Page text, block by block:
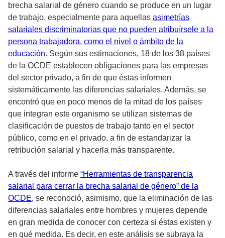
brecha salarial de género cuando se produce en un lugar
de trabajo, especialmente para aquellas asimetrías
salariales discriminatorias que no pueden atribuírsele a la
persona trabajadora, como el nivel o ámbito de la
educación. Según sus estimaciones, 18 de los 38 países
de la OCDE establecen obligaciones para las empresas
del sector privado, a fin de que éstas informen
sistemáticamente las diferencias salariales. Además, se
encontró que en poco menos de la mitad de los países
que integran este organismo se utilizan sistemas de
clasificación de puestos de trabajo tanto en el sector
público, como en el privado, a fin de estandarizar la
retribución salarial y hacerla más transparente.
A través del informe “Herramientas de transparencia
salarial para cerrar la brecha salarial de género” de la
OCDE, se reconoció, asimismo, que la eliminación de las
diferencias salariales entre hombres y mujeres depende
en gran medida de conocer con certeza si éstas existen y
en qué medida. Es decir, en este análisis se subraya la